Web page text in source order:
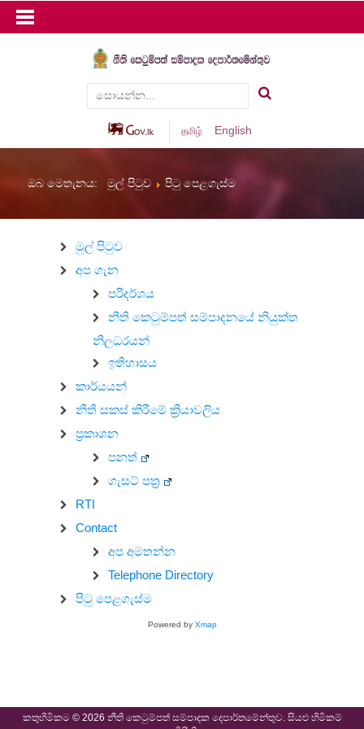
தமிழ் English
ඔබ මෙතැනය: මුල් පිටුව පිටු පෙළගැස්ම
මුල් පිටුව
අප ගැන
පරිදර්ශය
නීති කෙටුම්පත් සම්පාදනයේ නියුක්ත
නිලධරයන්
ඉතිහාසය
කාර්යයන්
නීතී සකස් කිරීමේ ක්‍රියාවලිය
ප්‍රකාශන
පනත්
ගැසට් පත්‍ර
RTI
Contact
අප අමතන්න
Telephone Directory
පිටු පෙළගැස්ම
Powered by Xmap
කතුහිමිකම © 2026 නීති කෙටුම්පත් සම්පාදක දෙපාර්තමේන්තුව. සියළු හිමිකම්